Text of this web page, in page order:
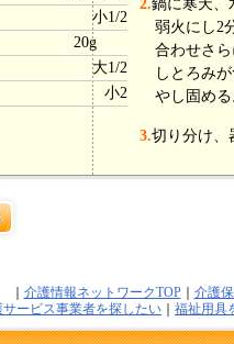
小1/2
20g
ク
大1/2
ク
小2
2.鍋に寒天、
弱火にし2
合わせさ
しとろみ
やし固める
3.切り分け、
介護情報ネットワークTOP｜ 介護
サービス事業者を探したい 福祉用具